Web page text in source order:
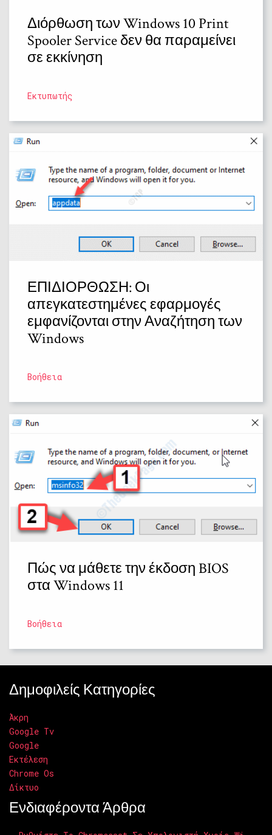
Διόρθωση των Windows 10 Print
Spooler Service δεν θα παραμείνει
σε εκκίνηση
Εκτυπωτής
ΕΠΙΔΙΟΡΘΩΣΗ: Οι
απεγκατεστημένες εφαρμογές
εμφανίζονται στην Αναζήτηση των
Windows
Βοήθεια
Πώς να μάθετε την έκδοση BIOS
στα Windows 11
Βοήθεια
Δημοφιλείς Κατηγορίες
Άκρη
Google Tv
Google
Εκτέλεση
Chrome Os
Δίκτυο
Ενδιαφέροντα Άρθρα